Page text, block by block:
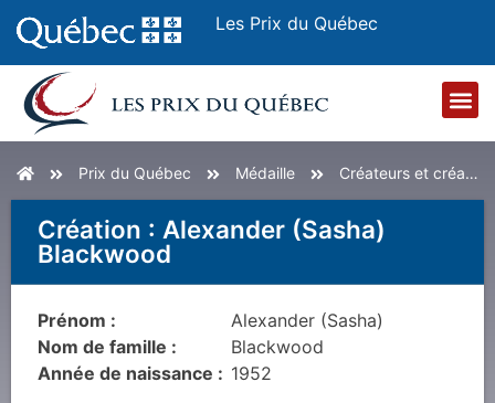
Les Prix du Québec
AccueilPrix du Québec Médaille Créateurs et créatrices
Création : Alexander (Sasha)
Blackwood
Prénom :
Alexander (Sasha)
Nom de famille :
Blackwood
Année de naissance : 1952